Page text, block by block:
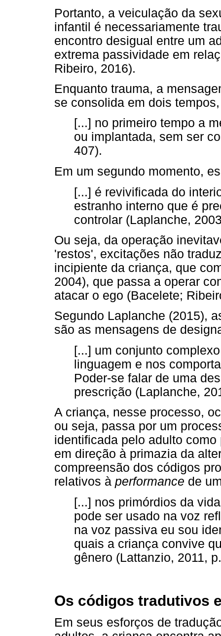
Portanto, a veiculação da
infantil é necessariamente
encontro desigual entre um
extrema passividade em
Ribeiro, 2016).
Enquanto trauma, a
se consolida em dois tempos,
[...] no primeiro tempo a
ou implantada, sem ser
407).
Em um segundo momento,
[...] é revivificada do
estranho interno que é
controlar (Laplanche,
Ou seja, da operação
'restos', excitações não
incipiente da criança, que
2004), que passa a operar
atacar o ego (Bacelete;
Segundo Laplanche (2015),
são as mensagens de
[...] um conjunto
linguagem e nos
Poder-se falar de uma
prescrição (Laplanche,
A criança, nesse processo,
ou seja, passa por um
identificada pelo adulto
em direção à primazia da
compreensão dos códigos
relativos à performance de
[...] nos primórdios da
pode ser usado na voz
na voz passiva eu sou
quais a criança convive
gênero (Lattanzio, 2011,
Os códigos tradutivos
Em seus esforços de